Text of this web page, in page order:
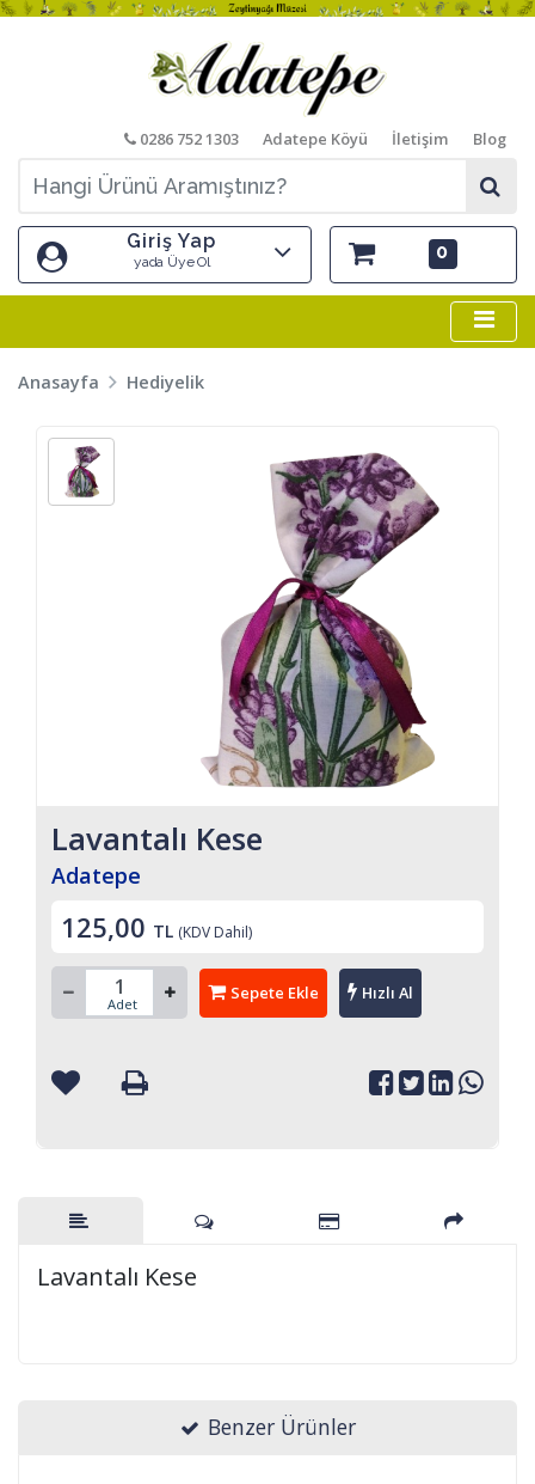
0286 752 1303 Adatepe Köyü İletişim Blog
Giriş Yap
yada Üye Ol 0
Anasayfa Hediyelik
Lavantalı Kese
Adatepe
125,00 TL (KDV Dahil)
Adet
Sepete Ekle Hızlı Al
Lavantalı Kese
Benzer Ürünler